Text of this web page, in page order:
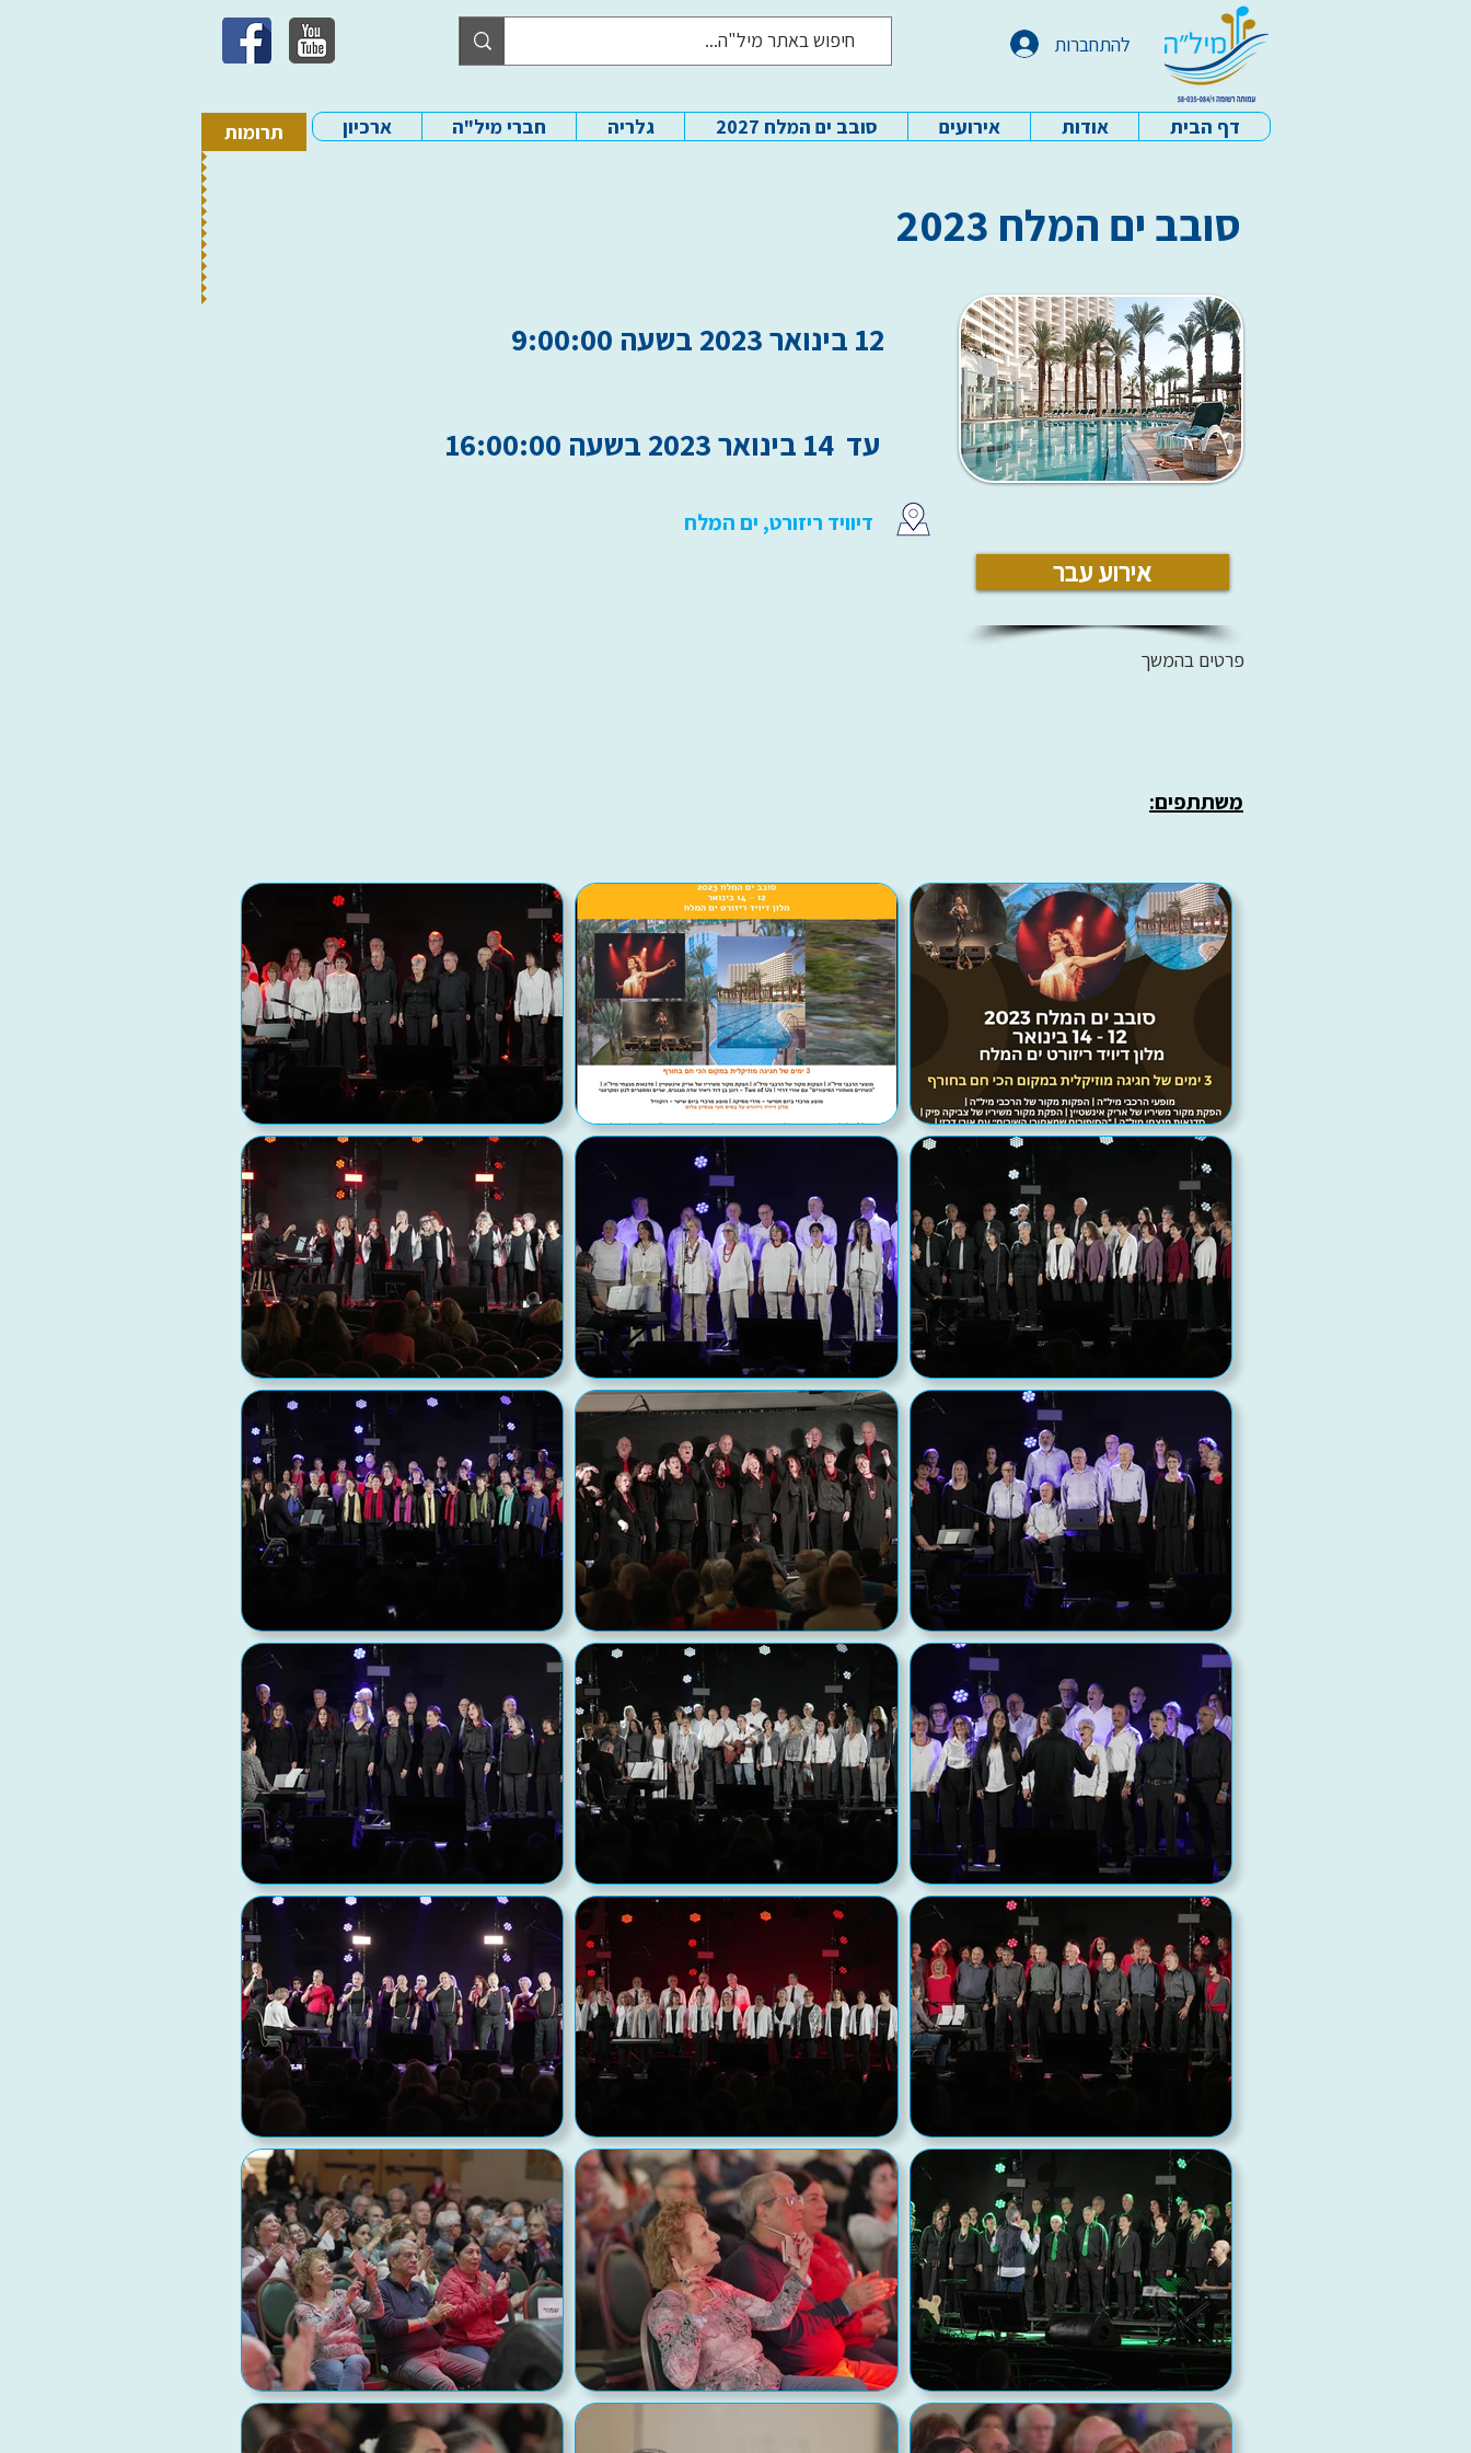
להתחברות
תרומות עמותת מיל"ה - דף הביתדף הבית אודות אירועים סובב ים המלח 2027 גלריה חברי מיל"ה ארכיון
סובב ים המלח 2023
12 בינואר 2023 בשעה 9:00:00
14 בינואר 2023 בשעה 16:00:00 עד
דיוויד ריזורט, ים המלח
אירוע עבר
פרטים בהמשך
משתתפים: